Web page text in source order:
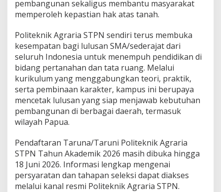
pembangunan sekaligus membantu masyarakat
memperoleh kepastian hak atas tanah.
Politeknik Agraria STPN sendiri terus membuka
kesempatan bagi lulusan SMA/sederajat dari
seluruh Indonesia untuk menempuh pendidikan di
bidang pertanahan dan tata ruang. Melalui
kurikulum yang menggabungkan teori, praktik,
serta pembinaan karakter, kampus ini berupaya
mencetak lulusan yang siap menjawab kebutuhan
pembangunan di berbagai daerah, termasuk
wilayah Papua.
Pendaftaran Taruna/Taruni Politeknik Agraria
STPN Tahun Akademik 2026 masih dibuka hingga
18 Juni 2026. Informasi lengkap mengenai
persyaratan dan tahapan seleksi dapat diakses
melalui kanal resmi Politeknik Agraria STPN.